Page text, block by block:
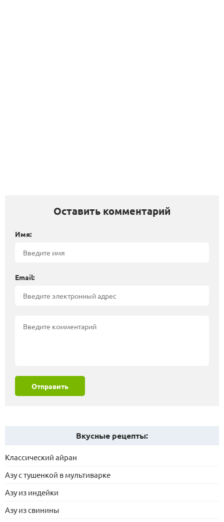
Оставить комментарий
Имя:
Email:
Отправить
Вкусные рецепты:
Классический айран
Азу с тушенкой в мультиварке
Азу из индейки
Азу из свинины